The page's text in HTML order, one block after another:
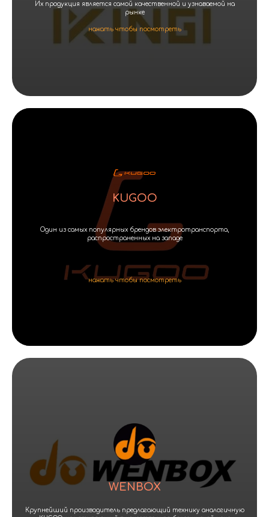
Их продукция является самой качественной и узнаваемой на
рынке
нажать чтобы посмотреть
KUGOO
Один из самых популярных брендов электротранспорта,
распространенных на западе
нажать чтобы посмотреть
WENBOX
Крупнейший производитель предлагающий технику аналогичную